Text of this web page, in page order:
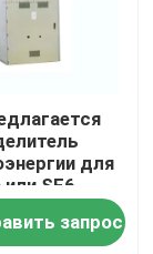
для
или SF6
и
запрос